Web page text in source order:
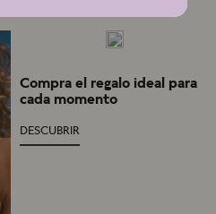
Compra el regalo ideal para
cada momento
DESCUBRIR